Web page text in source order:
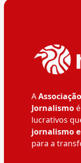
A
Jornalismo
lucrativos
jornalismo
para a